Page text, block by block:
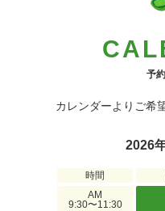
予
カレンダーよりご希
2026
時間
AM
9:30〜11:30